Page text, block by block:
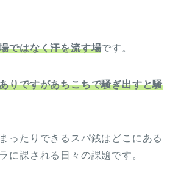
ではなく汗を流す場です。
りですがあちこちで騒ぎ出すと騒
ったりできるスパ銭はどこにある
に課される日々の課題です。